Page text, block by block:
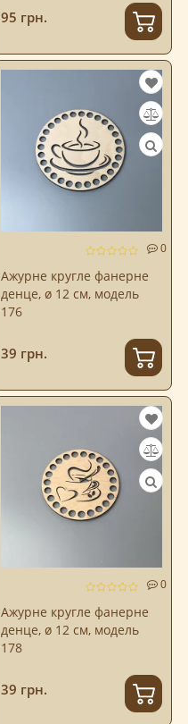
95 грн.
0
Ажурне кругле фанерне
денце, ø 12 см, модель
176
39 грн.
0
Ажурне кругле фанерне
денце, ø 12 см, модель
178
39 грн.